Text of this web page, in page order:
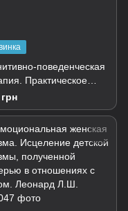
поведенческая
Практическое
Сокол Л., Фокс